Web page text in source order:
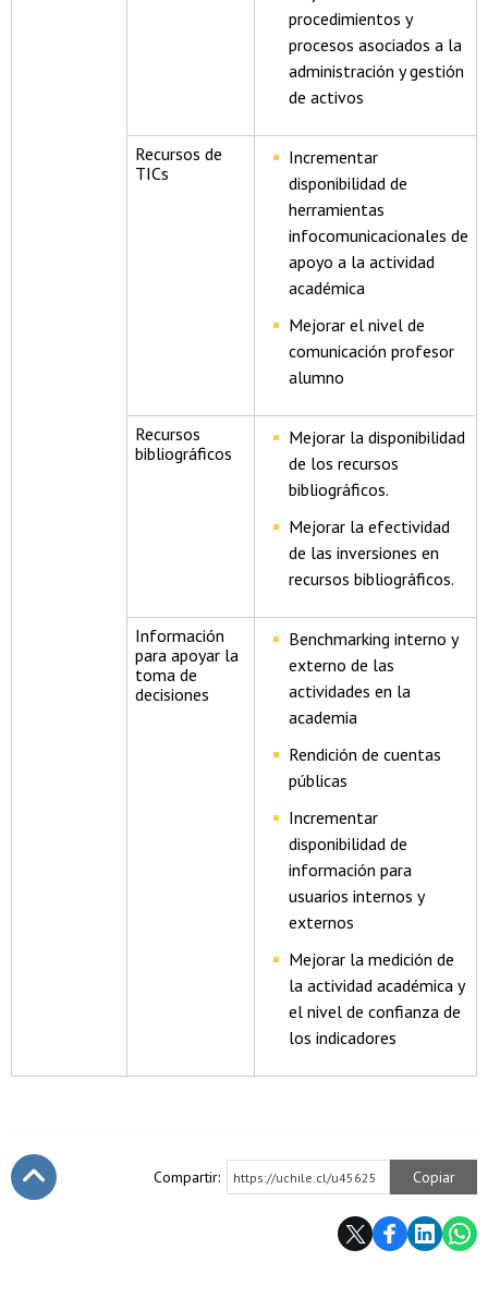
procedimientos y
procesos asociados a la
administración y gestión
de activos
Recursos de
TICs
Incrementar
disponibilidad de
herramientas
infocomunicacionales de
apoyo a la actividad
académica
Mejorar el nivel de
comunicación profesor
alumno
Recursos
bibliográficos
Mejorar la disponibilidad
de los recursos
bibliográficos.
Mejorar la efectividad
de las inversiones en
recursos bibliográficos.
Información
para apoyar la
toma de
decisiones
Benchmarking interno y
externo de las
actividades en la
academia
Rendición de cuentas
públicas
Incrementar
disponibilidad de
información para
usuarios internos y
externos
Mejorar la medición de
la actividad académica y
el nivel de confianza de
los indicadores
Compartir: https://uchile.cl/u45625 Copiar